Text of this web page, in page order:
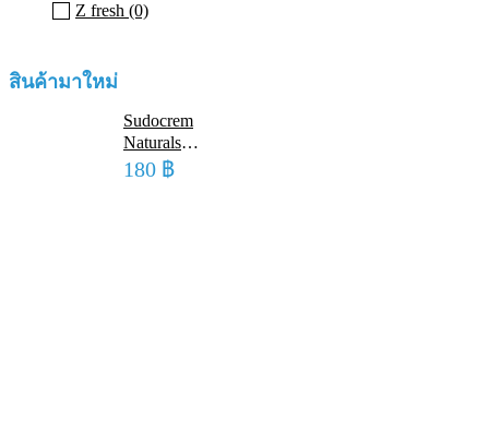
Z fresh (0)
สินค้ามาใหม่
Sudocrem
Naturals
Nappy Cream
180 ฿